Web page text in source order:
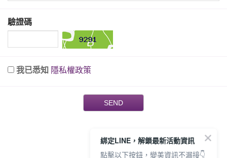
驗證碼
我已悉知 隱私權政策
SEND
綁定LINE，解鎖最新活動資訊
點擊以下按鈕，變美資訊不漏接👇